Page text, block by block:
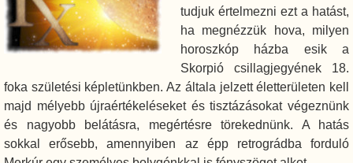
tudjuk értelmezni ezt a hatást,
ha megnézzük hova, milyen
horoszkóp házba esik a
Skorpió csillagjegyének 18.
foka születési képletünkben. Az általa jelzett életterületen kell
majd mélyebb újraértékeléseket és tisztázásokat végeznünk
és nagyobb belátásra, megértésre törekednünk. A hatás
sokkal erősebb, amennyiben az épp retrográdba forduló